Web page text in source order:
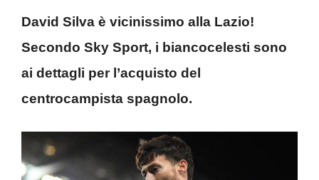
David Silva è vicinissimo alla Lazio!
Secondo Sky Sport, i biancocelesti sono
ai dettagli per l’acquisto del
centrocampista spagnolo.